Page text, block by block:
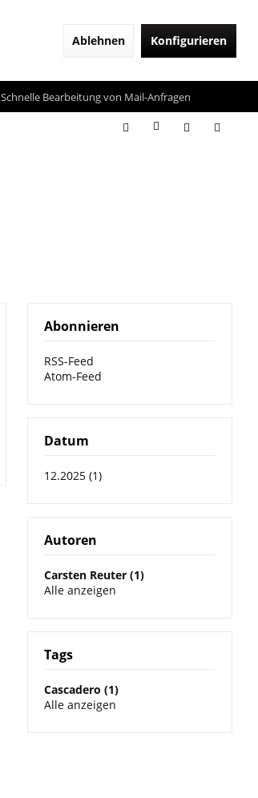
Ablehnen Konfigurieren
Schnelle Bearbeitung von Mail-Anfragen
Abonnieren
RSS-Feed
Atom-Feed
Datum
12.2025 (1)
Autoren
Carsten Reuter (1)
Alle anzeigen
Tags
Cascadero (1)
Alle anzeigen